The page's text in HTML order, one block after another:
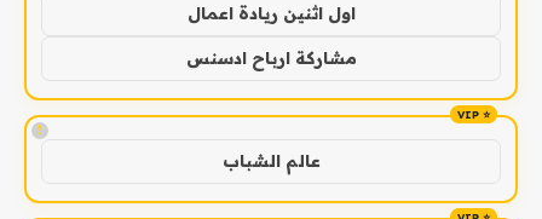
اول اثنين ريادة اعمال
مشاركة ارباح ادسنس
!
عالم الشباب